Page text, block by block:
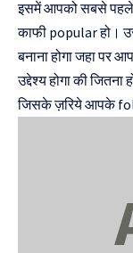
इसमें आपको सबसे पहले
काफी popular हो।
बनाना होगा जहा पर
उद्देश्य होगा की
जिसके ज़रिये आपके